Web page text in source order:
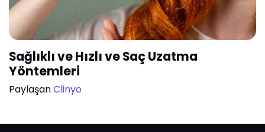
Sağlıklı ve Hızlı ve Saç Uzatma
Yöntemleri
PaylaşanClinyo